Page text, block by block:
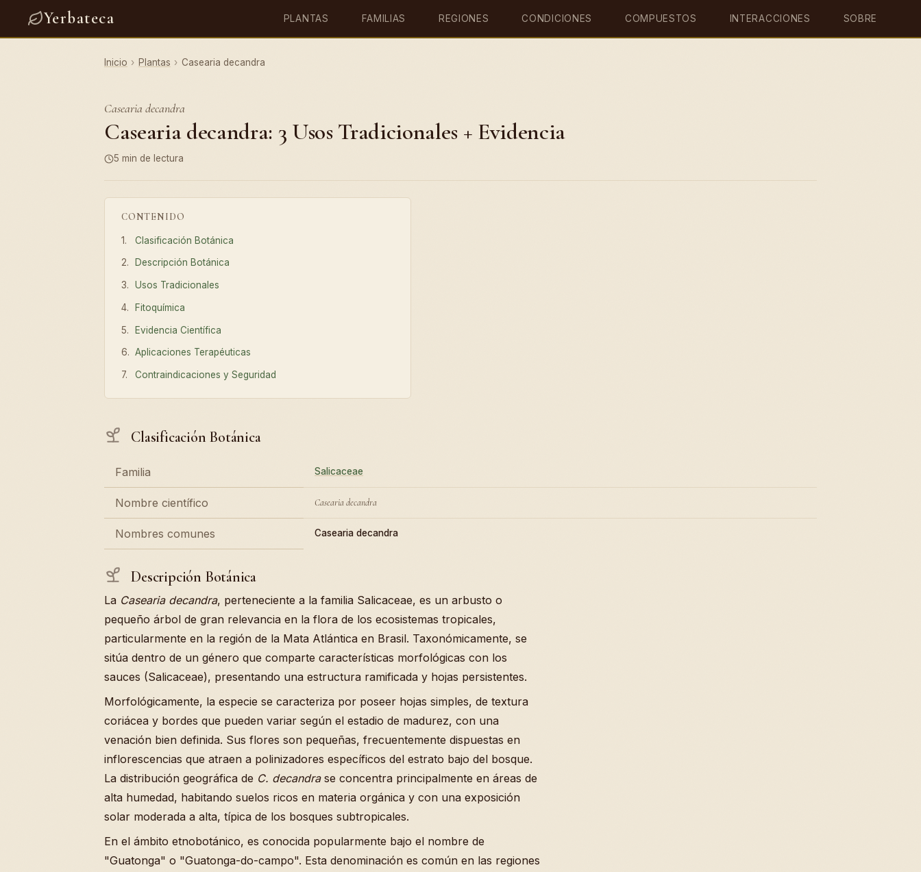
Yerbateca PLANTAS FAMILIAS REGIONES CONDICIONES COMPUESTOS INTERACCIONES SOBRE
Inicio › Plantas › Casearia decandra
Casearia decandra
Casearia decandra: 3 Usos Tradicionales + Evidencia
5 min de lectura
CONTENIDO
Clasificación Botánica
Descripción Botánica
Usos Tradicionales
Fitoquímica
Evidencia Científica
Aplicaciones Terapéuticas
Contraindicaciones y Seguridad
Clasificación Botánica
Familia Salicaceae
Nombre científico Casearia decandra
Nombres comunes Casearia decandra
Descripción Botánica
La Casearia decandra, perteneciente a la familia Salicaceae, es un arbusto o
pequeño árbol de gran relevancia en la flora de los ecosistemas tropicales,
particularmente en la región de la Mata Atlántica en Brasil. Taxonómicamente, se
sitúa dentro de un género que comparte características morfológicas con los
sauces (Salicaceae), presentando una estructura ramificada y hojas persistentes.
Morfológicamente, la especie se caracteriza por poseer hojas simples, de textura
coriácea y bordes que pueden variar según el estadio de madurez, con una
venación bien definida. Sus flores son pequeñas, frecuentemente dispuestas en
inflorescencias que atraen a polinizadores específicos del estrato bajo del bosque.
La distribución geográfica de C. decandrase concentra principalmente en áreas de
alta humedad, habitando suelos ricos en materia orgánica y con una exposición
solar moderada a alta, típica de los bosques subtropicales.
En el ámbito etnobotánico, es conocida popularmente bajo el nombre de
"Guatonga" o "Guatonga-do-campo". Esta denominación es común en las regiones